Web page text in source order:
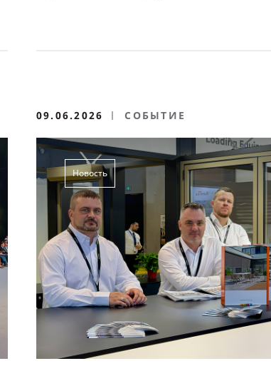
09.06.2026 СОБЫТИЕ
Новость